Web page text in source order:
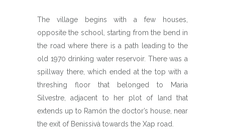
The village begins with a few houses,
opposite the school, starting from the bend in
the road where there is a path leading to the
old 1970 drinking water reservoir. There was a
spillway there, which ended at the top with a
threshing floor that belonged to Maria
Silvestre, adjacent to her plot of land that
extends up to Ramón the doctor’s house, near
the exit of Benissivà towards the Xap road.